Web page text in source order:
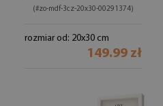
(#zo-mdf-3cz-20x30-00291374)
rozmiar od: 20x30 cm
149.99 zł